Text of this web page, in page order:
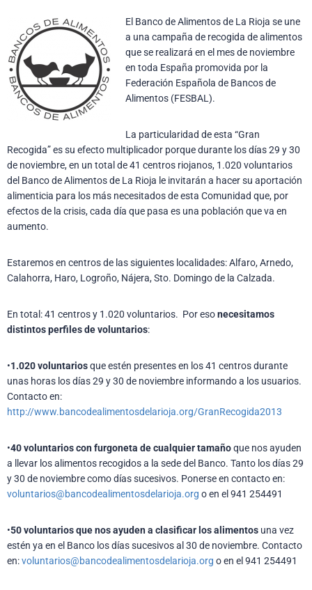
El Banco de Alimentos de La Rioja se une
a una campaña de recogida de alimentos
que se realizará en el mes de noviembre
en toda España promovida por la
Federación Española de Bancos de
Alimentos (FESBAL).
La particularidad de esta “Gran
Recogida” es su efecto multiplicador porque durante los días 29 y 30
de noviembre, en un total de 41 centros riojanos, 1.020 voluntarios
del Banco de Alimentos de La Rioja le invitarán a hacer su aportación
alimenticia para los más necesitados de esta Comunidad que, por
efectos de la crisis, cada día que pasa es una población que va en
aumento.
Estaremos en centros de las siguientes localidades: Alfaro, Arnedo,
Calahorra, Haro, Logroño, Nájera, Sto. Domingo de la Calzada.
En total: 41 centros y 1.020 voluntarios. Por esonecesitamos
distintos perfiles de voluntarios:
•1.020 voluntariosque estén presentes en los 41 centros durante
unas horas los días 29 y 30 de noviembre informando a los usuarios.
Contacto en:
http://www.bancodealimentosdelarioja.org/GranRecogida2013
•40 voluntarios con furgoneta de cualquier tamañoque nos ayuden
a llevar los alimentos recogidos a la sede del Banco. Tanto los días 29
y 30 de noviembre como días sucesivos. Ponerse en contacto en:
voluntarios@bancodealimentosdelarioja.org o en el 941 254491
•50 voluntarios que nos ayuden a clasificar los alimentos una vez
estén ya en el Banco los días sucesivos al 30 de noviembre. Contacto
en:voluntarios@bancodealimentosdelarioja.org o en el 941 254491